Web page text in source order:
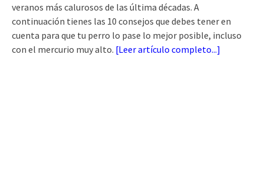
veranos más calurosos de las última décadas. A
continuación tienes las 10 consejos que debes tener en
cuenta para que tu perro lo pase lo mejor posible, incluso
con el mercurio muy alto. [Leer artículo completo...]